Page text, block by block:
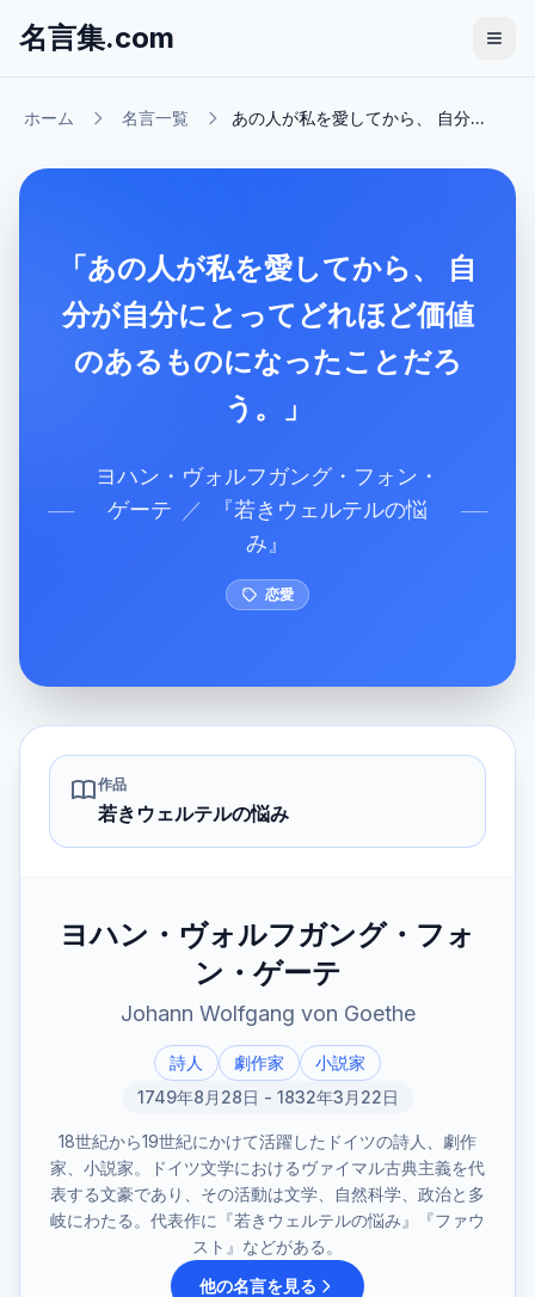
名言集.com
ホーム 名言一覧 あの人が私を愛してから、 自分...
「あの人が私を愛してから、 自
分が自分にとってどれほど価値
のあるものになったことだろ
う。」
──
ヨハン・ヴォルフガング・フォン・
ゲーテ
／ 『若きウェルテルの悩
み 』
──
恋愛
作品
若きウェルテルの悩み
ヨハン・ヴォルフガング・フォ
ン・ゲーテ
Johann Wolfgang von Goethe
詩人 劇作家
小説家
1749年8月28日 - 1832年3月22日
18世紀から19世紀にかけて活躍したドイツの詩人、劇作
家、小説家。ドイツ文学におけるヴァイマル古典主義を代
表する文豪であり、その活動は文学、自然科学、政治と多
岐にわたる。代表作に『若きウェルテルの悩み』『ファウ
スト』などがある。
他の名言を見る